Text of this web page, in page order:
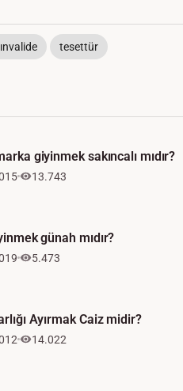
tesettür
giyinmek sakıncalı mıdır?
13.743
günah mıdır?
5.473
Ayırmak Caiz midir?
14.022